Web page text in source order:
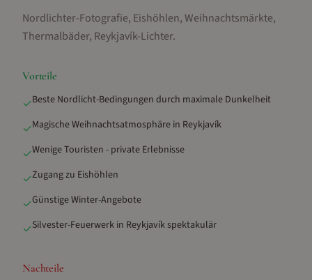
Nordlichter-Fotografie, Eishöhlen, Weihnachtsmärkte,
Thermalbäder, Reykjavík-Lichter.
Vorteile
✓Beste Nordlicht-Bedingungen durch maximale Dunkelheit
✓Magische Weihnachtsatmosphäre in Reykjavík
✓Wenige Touristen - private Erlebnisse
✓Zugang zu Eishöhlen
✓Günstige Winter-Angebote
✓Silvester-Feuerwerk in Reykjavík spektakulär
Nachteile